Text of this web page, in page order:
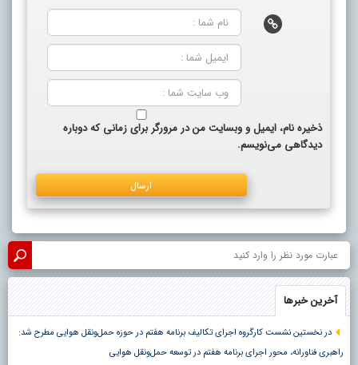
ذخیره نام، ایمیل و وبسایت من در مرورگر برای زمانی که دوباره
دیدگاهی می‌نویسم.
آخرین خبرها
در نخستین نشست کارگروه اجرای تکالیف برنامه هفتم در حوزه حمل‌ونقل هوایی مطرح شد:
راهبری فناورانه، محور اجرای برنامه هفتم در توسعه حمل‌ونقل هوایی